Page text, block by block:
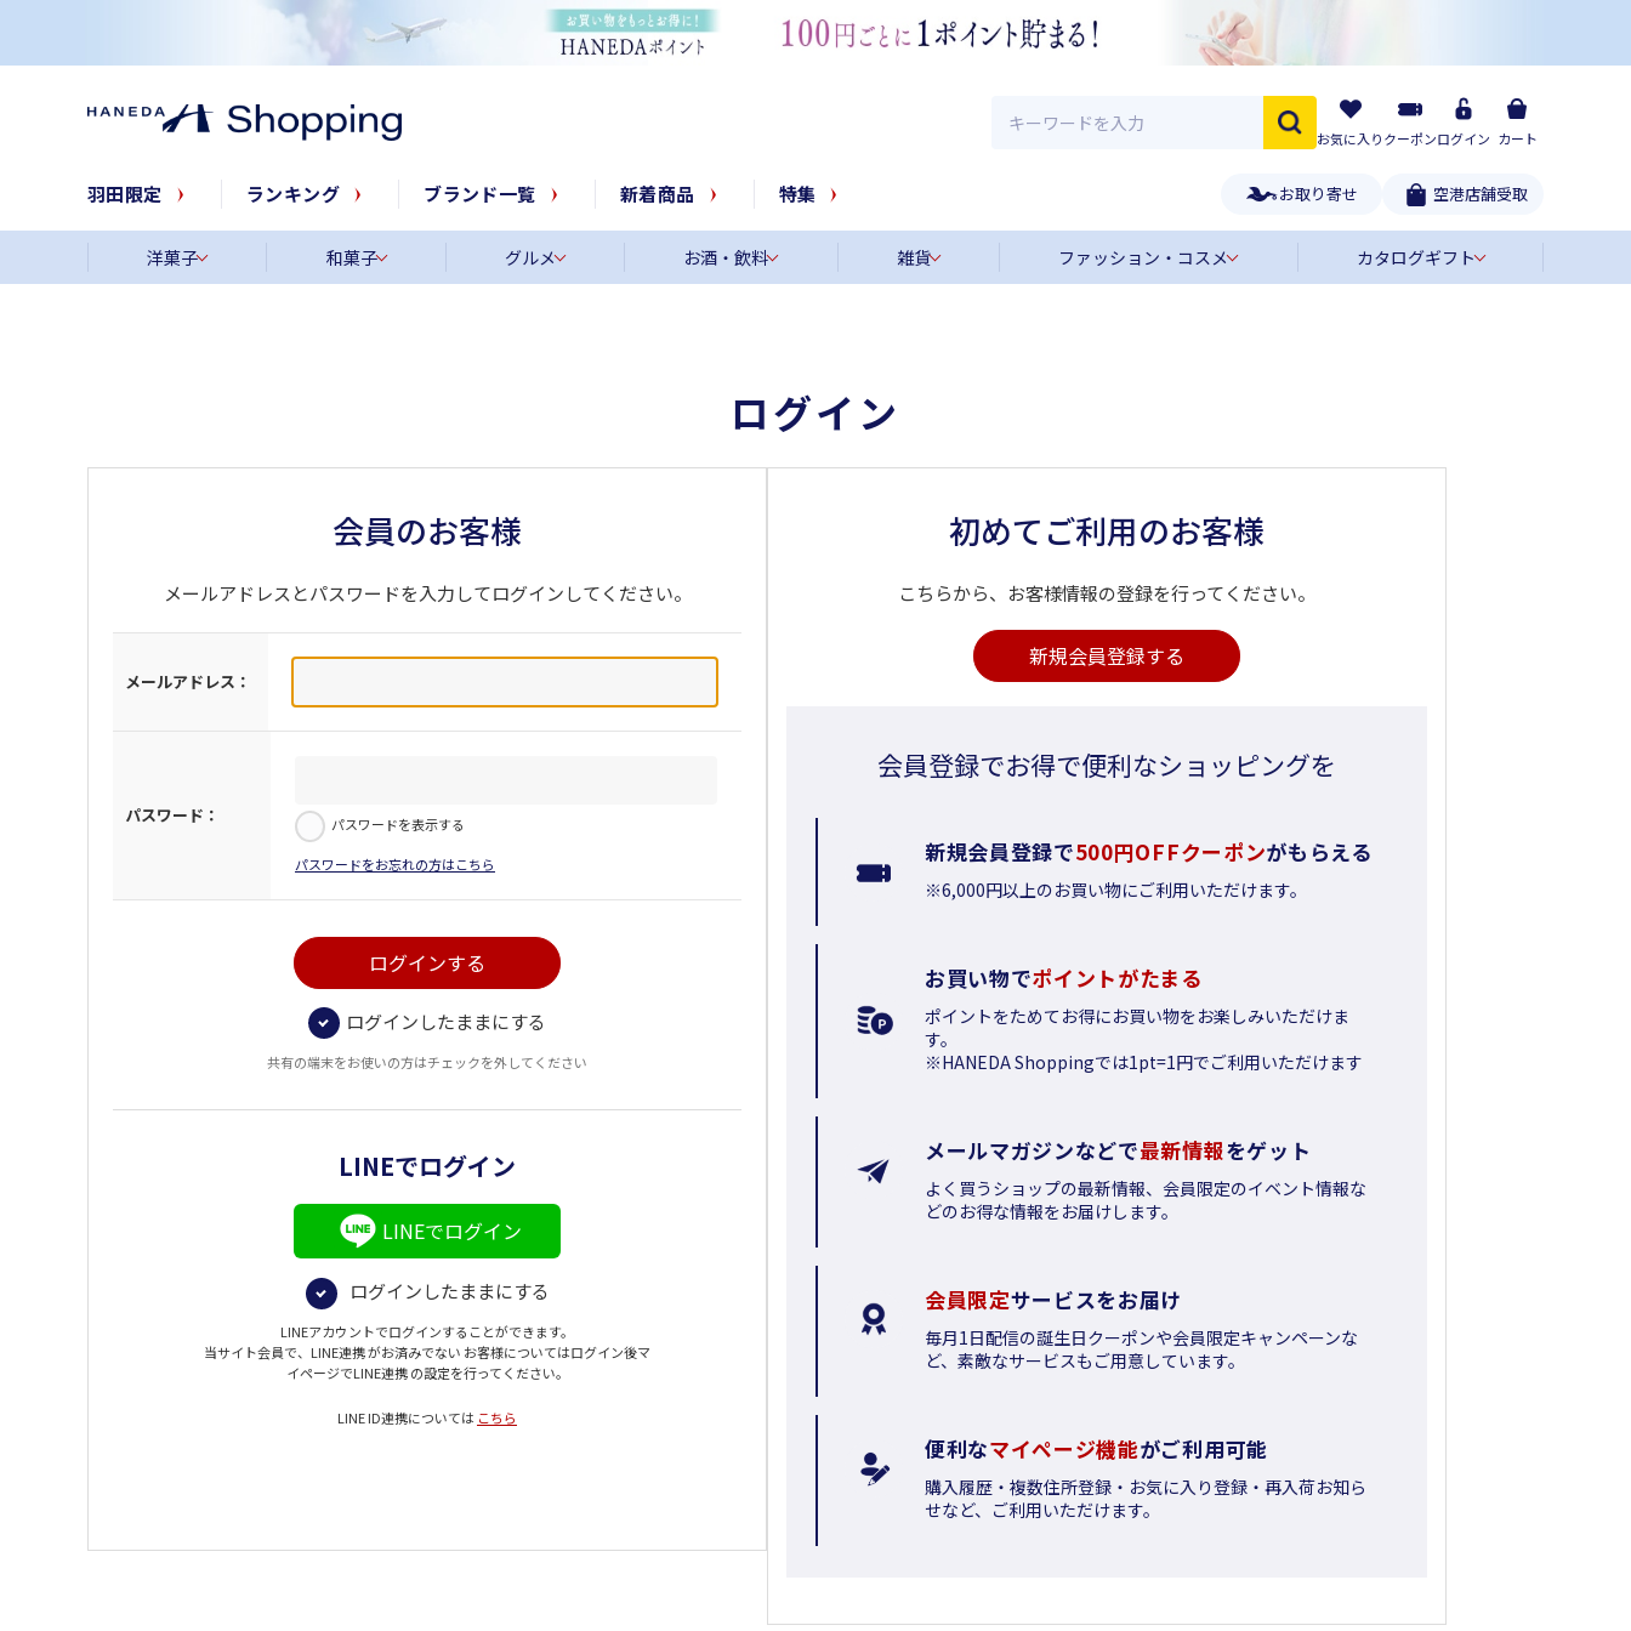
お気に入りクーポンログイン カート
羽田限定 ランキング ブランド一覧 新着商品 特集 お取り寄せ 空港店舗受取
洋菓子 和菓子 グルメ お酒・飲料 雑貨 ファッション・コスメ カタログギフト
ログイン
会員のお客様
メールアドレスとパスワードを入力してログインしてください。
メールアドレス：
パスワード： パスワードを表示する
パスワードをお忘れの方はこちら
ログインしたままにする
共有の端末をお使いの方はチェックを外してください
LINEでログイン
LINEでログイン
ログインしたままにする
LINEアカウントでログインすることができます。
当サイト会員で、LINE連携 がお済みでない お客様についてはログイン後マ
イページでLINE連携 の設定を行ってください。
LINE ID連携については こちら
初めてご利用のお客様
こちらから、お客様情報の登録を行ってください。
新規会員登録する
会員登録でお得で便利なショッピングを
新規会員登録で500円OFFクーポンがもらえる
※6,000円以上のお買い物にご利用いただけます。
お買い物でポイントがたまる
ポイントをためてお得にお買い物をお楽しみいただけま
す。
※HANEDA Shoppingでは1pt=1円でご利用いただけます
メールマガジンなどで最新情報をゲット
よく買うショップの最新情報、会員限定のイベント情報な
どのお得な情報をお届けします。
会員限定サービスをお届け
毎月1日配信の誕生日クーポンや会員限定キャンペーンな
ど、素敵なサービスもご用意しています。
便利なマイページ機能がご利用可能
購入履歴・複数住所登録・お気に入り登録・再入荷お知ら
せなど、ご利用いただけます。